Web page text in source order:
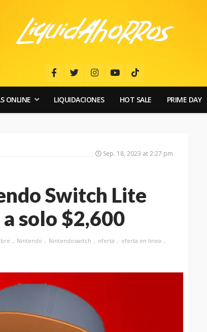
ONLINE LIQUIDACIONES HOT SALE PRIME DAY
Sep. 18, 2023 at 2:27 pm
Switch Lite
solo $2,600
Nintendo Nintendoswitch oferta
oferta en linea